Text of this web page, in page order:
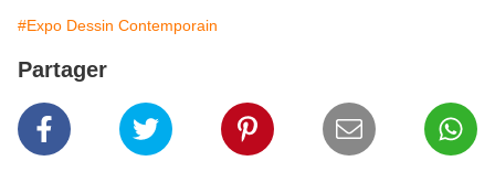
#Expo Dessin Contemporain
Partager